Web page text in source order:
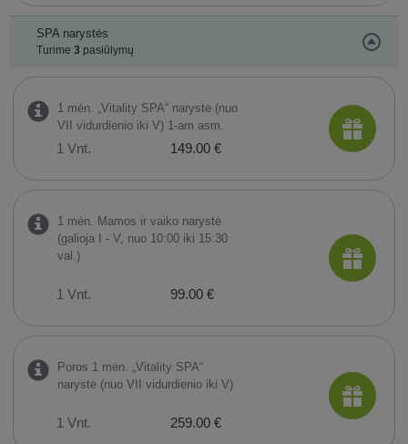
SPA narystės
Turime 3 pasiūlymų
1 mėn. „Vitality SPA“ narystė (nuo
VII vidurdienio iki V) 1-am asm.
1 Vnt. 149.00 €
1 mėn. Mamos ir vaiko narystė
(galioja I - V, nuo 10:00 iki 15:30
val.)
1 Vnt. 99.00 €
Poros 1 mėn. „Vitality SPA“
narystė (nuo VII vidurdienio iki V)
1 Vnt. 259.00 €